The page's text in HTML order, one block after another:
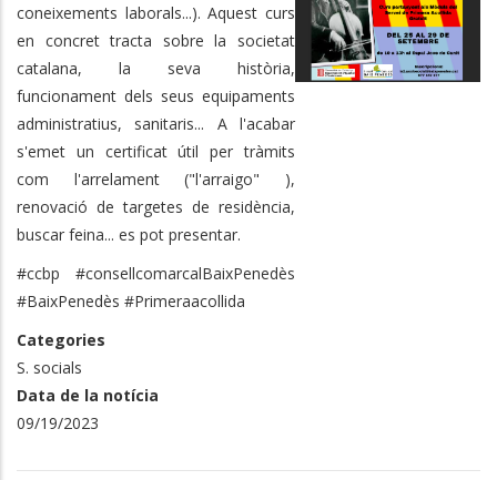
coneixements laborals...). Aquest curs
en concret tracta sobre la societat
catalana, la seva història,
funcionament dels seus equipaments
administratius, sanitaris... A l'acabar
s'emet un certificat útil per tràmits
com l'arrelament ("l'arraigo" ),
renovació de targetes de residència,
buscar feina... es pot presentar.
#ccbp #consellcomarcalBaixPenedès
#BaixPenedès #Primeraacollida
Categories
S. socials
Data de la notícia
09/19/2023